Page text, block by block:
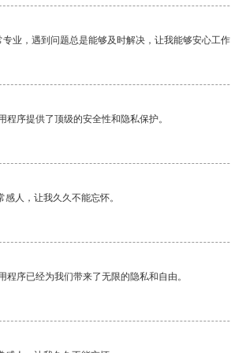
业，遇到问题总是能够及时解决，让我能够安心工
程序提供了顶级的安全性和隐私保护。
人，让我久久不能忘怀。
程序已经为我们带来了无限的隐私和自由。